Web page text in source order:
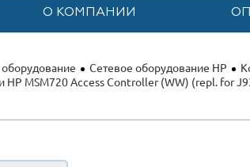
О КОМПАНИИ
Сетевое оборудование HP
HP MSM720 Access Controller (WW) (repl. for